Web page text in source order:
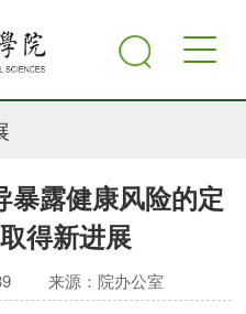
暴露健康风险的定
得新进展
来源：院办公室